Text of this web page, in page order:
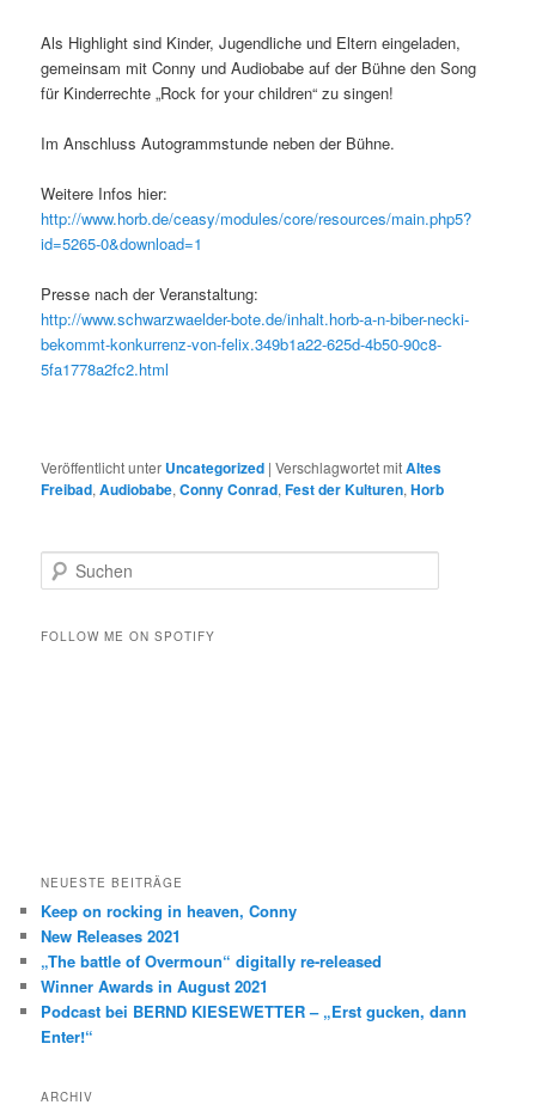
Als Highlight sind Kinder, Jugendliche und Eltern eingeladen,
gemeinsam mit Conny und Audiobabe auf der Bühne den Song
für Kinderrechte „Rock for your children“ zu singen!
Im Anschluss Autogrammstunde neben der Bühne.
Weitere Infos hier:
http://www.horb.de/ceasy/modules/core/resources/main.php5?
id=5265-0&download=1
Presse nach der Veranstaltung:
http://www.schwarzwaelder-bote.de/inhalt.horb-a-n-biber-necki-
bekommt-konkurrenz-von-felix.349b1a22-625d-4b50-90c8-
5fa1778a2fc2.html
Veröffentlicht unter Uncategorized |Verschlagwortet mitAltes
Freibad,Audiobabe,Conny Conrad,Fest der Kulturen,Horb
u
h
FOLLOW ME ON SPOTIFY
NEUESTE BEITRÄGE
Keep on rocking in heaven, Conny
New Releases 2021
„The battle of Overmoun“ digitally re-released
Winner Awards in August 2021
Podcast bei BERND KIESEWETTER – „Erst gucken, dann
Enter!“
ARCHIV